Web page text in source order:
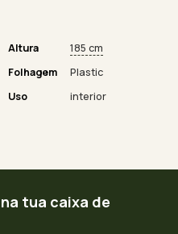
Altura
185 cm
Folhagem
Plastic
Uso interior
tua caixa de